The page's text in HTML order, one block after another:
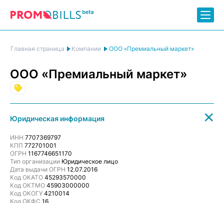
Главная страница Компании ООО «Премиальный маркет»
ООО «Премиальный маркет»
Юридическая информация
ИНН 7707369797
КПП 772701001
ОГРН 1167746651170
Тип организации Юридическое лицо
Дата выдачи ОГРН 12.07.2016
Код ОКАТО 45293570000
Код ОКТМО 45903000000
Код ОКОГУ 4210014
Код ОКФС 16